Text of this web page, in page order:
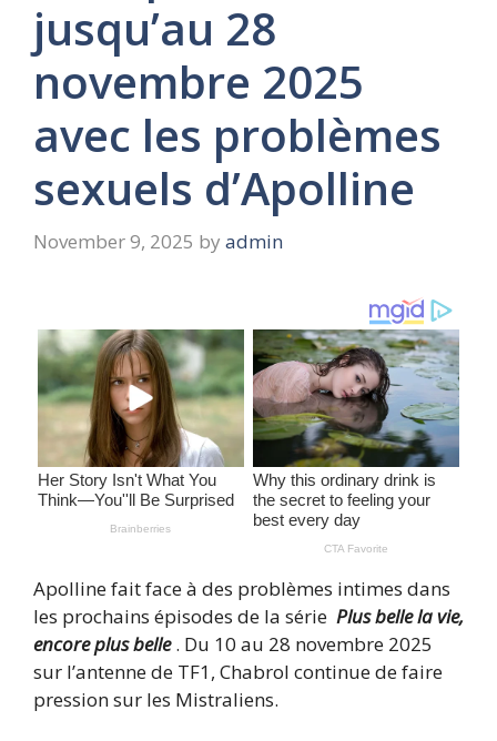
jusqu’au 28
novembre 2025
avec les problèmes
sexuels d’Apolline
November 9, 2025 by admin
Apolline fait face à des problèmes intimes dans
les prochains épisodes de la série Plus belle la vie,
encore plus belle . Du 10 au 28 novembre 2025
sur l’antenne de TF1, Chabrol continue de faire
pression sur les Mistraliens.